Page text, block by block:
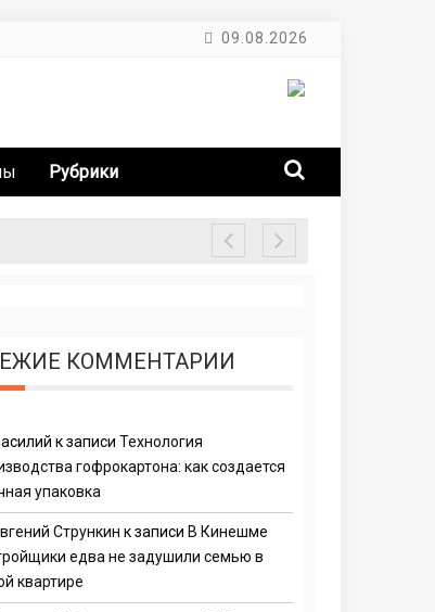
09.08.2026
Рубрики
КОММЕНТАРИИ
к записиТехнология
гофрокартона: как создается
упаковка
Стрункин к записи В Кинешме
едва не задушили семью в
квартире